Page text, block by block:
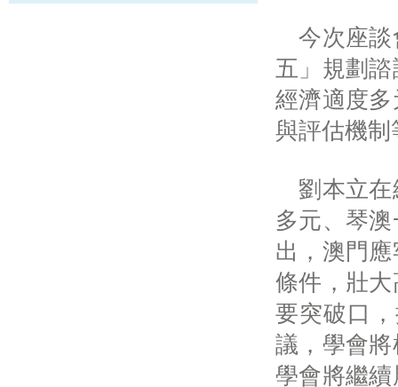
今次座談
五」規劃
經濟適度
與評估機
劉本立在
多元、琴
出，澳門
條件，壯
要突破口
議，學會
學會將繼